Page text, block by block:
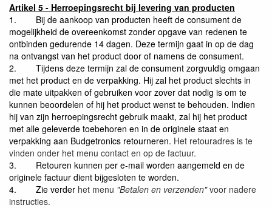
Artikel 5 - Herroepingsrecht bij levering van producten
1.
Bij de aankoop van producten heeft de consument de
mogelijkheid de overeenkomst zonder opgave van redenen te
ontbinden gedurende 14 dagen. Deze termijn gaat in op de dag
na ontvangst van het product door of namens de consument.
2.
Tijdens deze termijn zal de consument zorgvuldig omgaan
met het product en de verpakking. Hij zal het product slechts in
die mate uitpakken of gebruiken voor zover dat nodig is om te
kunnen beoordelen of hij het product wenst te behouden. Indien
hij van zijn herroepingsrecht gebruik maakt, zal hij het product
met alle geleverde toebehoren en in de originele staat en
verpakking aan Budgetronics retourneren. Het retouradres is te
vinden onder het menu contact en op de factuur.
3.
Retouren kunnen per e-mail worden aangemeld en de
originele factuur dient bijgesloten te worden.
4.
Zie verder het menu "Betalen en verzenden"voor nadere
instructies.